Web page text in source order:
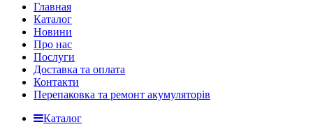
Главная
Каталог
Новини
Про нас
Послуги
Доставка та оплата
Контакти
Перепаковка та ремонт акумуляторів
Каталог